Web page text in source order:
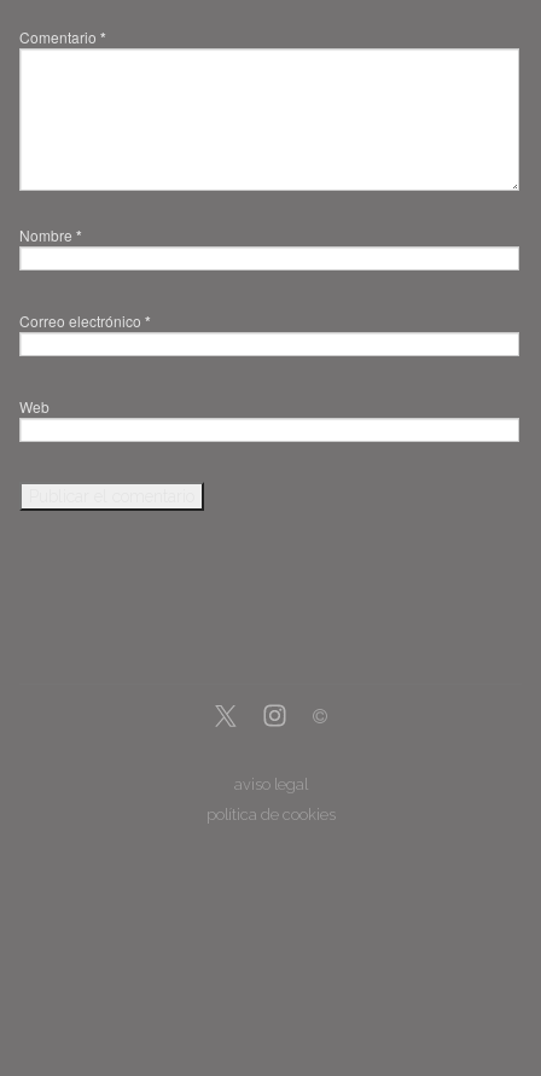
Comentario *
Nombre *
Correo electrónico *
Web
aviso legal
política de cookies